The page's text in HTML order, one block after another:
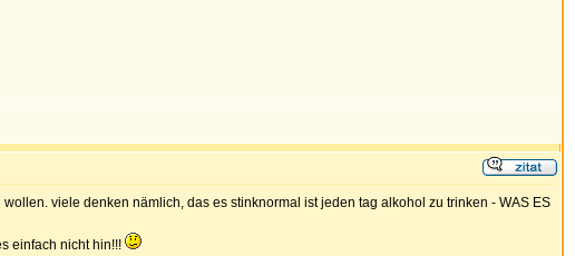
viele denken nämlich, das es stinknormal ist jeden tag alkohol zu trinken - WAS ES
einfach nicht hin!!!